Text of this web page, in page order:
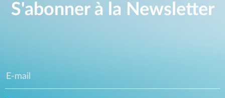
S'abonner à la Newsletter